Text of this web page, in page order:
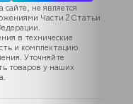
не является
Части 2 Статьи
в технические
и комплектацию
Уточняйте
товаров у наших